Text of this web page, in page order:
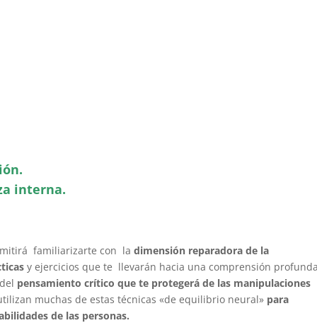
interna.
familiarizarte con la dimensión reparadora de la
y ejercicios que te llevarán hacia una comprensión
pensamiento crítico que te protegerá de las manipulaciones
muchas de estas técnicas «de equilibrio neural» para
de las personas.